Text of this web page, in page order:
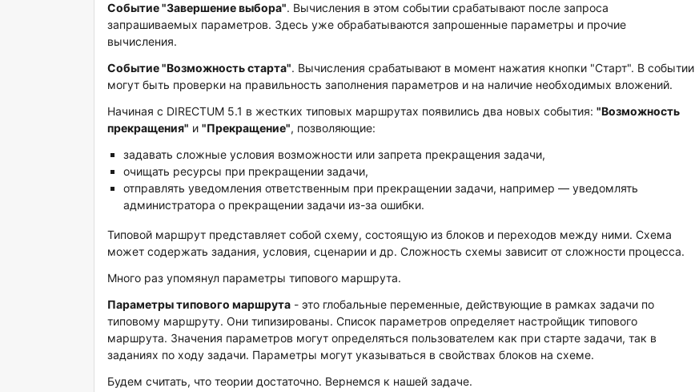
Событие "Завершение выбора". Вычисления в этом событии срабатывают после запроса
запрашиваемых параметров. Здесь уже обрабатываются запрошенные параметры и прочие
вычисления.
Событие "Возможность старта". Вычисления срабатывают в момент нажатия кнопки "Старт". В событии
могут быть проверки на правильность заполнения параметров и на наличие необходимых вложений.
Начиная с DIRECTUM 5.1 в жестких типовых маршрутах появились два новых события: "Возможность
прекращения" и "Прекращение", позволяющие:
задавать сложные условия возможности или запрета прекращения задачи,
очищать ресурсы при прекращении задачи,
отправлять уведомления ответственным при прекращении задачи, например — уведомлять
администратора о прекращении задачи из-за ошибки.
Типовой маршрут представляет собой схему, состоящую из блоков и переходов между ними. Схема
может содержать задания, условия, сценарии и др. Сложность схемы зависит от сложности процесса.
Много раз упомянул параметры типового маршрута.
Параметры типового маршрута - это глобальные переменные, действующие в рамках задачи по
типовому маршруту. Они типизированы. Список параметров определяет настройщик типового
маршрута. Значения параметров могут определяться пользователем как при старте задачи, так в
заданиях по ходу задачи. Параметры могут указываться в свойствах блоков на схеме.
Будем считать, что теории достаточно. Вернемся к нашей задаче.